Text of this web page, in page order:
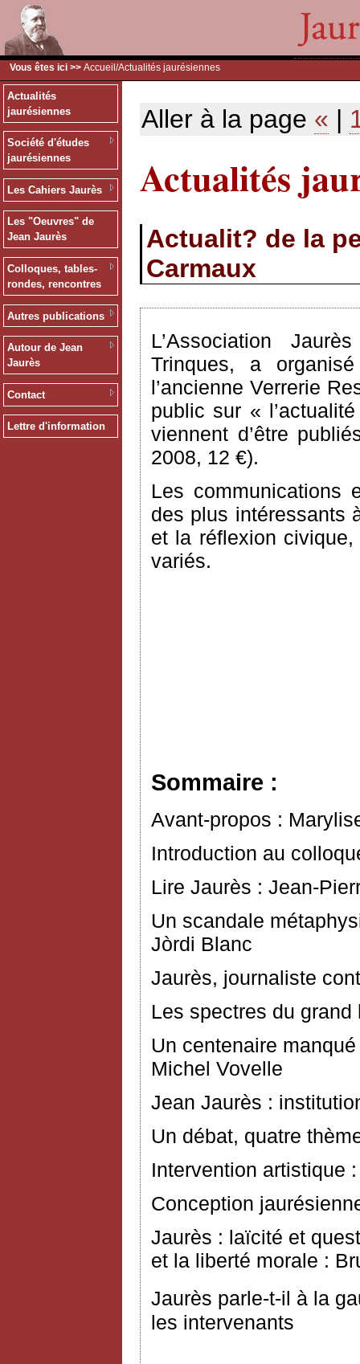
Vous êtes ici >> Accueil /Actualités jaurésiennes
Actualités
jaurésiennes
Société d'études
jaurésiennes
Les Cahiers Jaurès
Les "Oeuvres" de
Jean Jaurès
Colloques, tables-
rondes, rencontres
Autres publications
Autour de Jean
Jaurès
Contact
Lettre d'information
Aller à la page « |
Actualités
Actualit? de la
Carmaux
L’Association
Trinques, a
l’ancienne Verrerie
public sur «
viennent d’être
2008, 12 €).
Les communications
des plus intéressants
et la réflexion
variés.
Sommaire :
Avant-propos :
Introduction au
Lire Jaurès : Jean-
Un scandale
Jòrdi Blanc
Jaurès, journaliste
Les spectres du grand
Un centenaire
Michel Vovelle
Jean Jaurès :
Un débat, quatre
Intervention artistique
Conception
Jaurès : laïcité et
et la liberté morale :
Jaurès parle-t-il à la
les intervenants